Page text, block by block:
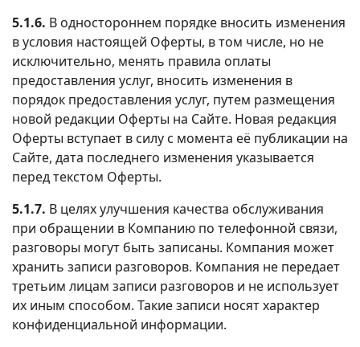
5.1.6. В одностороннем порядке вносить изменения
в условия настоящей Оферты, в том числе, но не
исключительно, менять правила оплаты
предоставления услуг, вносить изменения в
порядок предоставления услуг, путем размещения
новой редакции Оферты на Сайте. Новая редакция
Оферты вступает в силу с момента её публикации на
Сайте, дата последнего изменения указывается
перед текстом Оферты.
5.1.7. В целях улучшения качества обслуживания
при обращении в Компанию по телефонной связи,
разговоры могут быть записаны. Компания может
хранить записи разговоров. Компания не передает
третьим лицам записи разговоров и не использует
их иным способом. Такие записи носят характер
конфиденциальной информации.